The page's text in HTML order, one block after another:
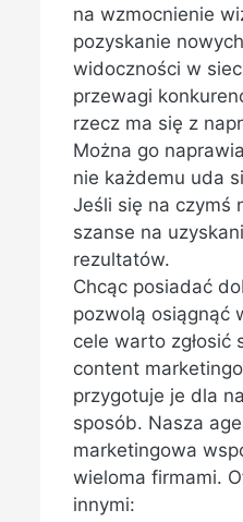
na wzmocnienie
pozyskanie
widoczności w
przewagi
rzecz ma się z
Można go
nie każdemu uda
Jeśli się na czymś
szanse na
rezultatów.
Chcąc posiadać
pozwolą osiągnąć
cele warto zgłosić
content
przygotuje je dla
sposób. Nasza
marketingowa
wieloma firmami.
innymi: